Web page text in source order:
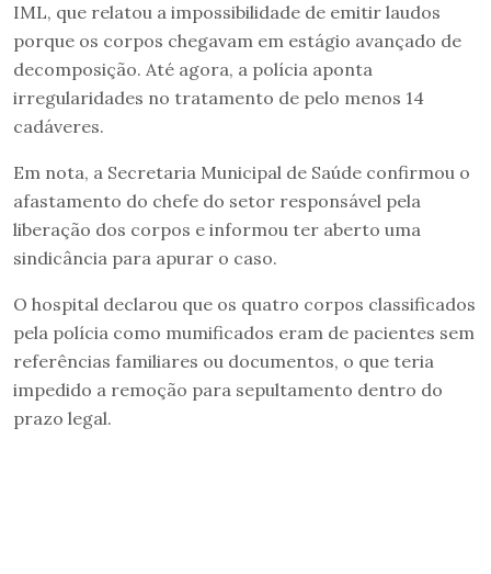
IML, que relatou a impossibilidade de emitir laudos
porque os corpos chegavam em estágio avançado de
decomposição. Até agora, a polícia aponta
irregularidades no tratamento de pelo menos 14
cadáveres.
Em nota, a Secretaria Municipal de Saúde confirmou o
afastamento do chefe do setor responsável pela
liberação dos corpos e informou ter aberto uma
sindicância para apurar o caso.
O hospital declarou que os quatro corpos classificados
pela polícia como mumificados eram de pacientes sem
referências familiares ou documentos, o que teria
impedido a remoção para sepultamento dentro do
prazo legal.